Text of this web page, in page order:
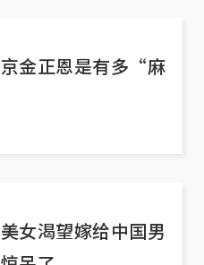
金正恩是有多“麻
女渴望嫁给中国男